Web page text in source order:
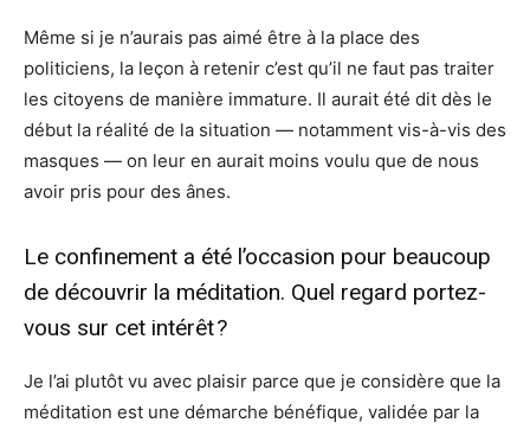
Même si je n’aurais pas aimé être à la place des
politiciens, la leçon à retenir c’est qu’il ne faut pas traiter
les citoyens de manière immature. Il aurait été dit dès le
début la réalité de la situation — notamment vis-à-vis des
masques — on leur en aurait moins voulu que de nous
avoir pris pour des ânes.
Le confinement a été l’occasion pour beaucoup
de découvrir la méditation. Quel regard portez-
vous sur cet intérêt ?
Je l’ai plutôt vu avec plaisir parce que je considère que la
méditation est une démarche bénéfique, validée par la